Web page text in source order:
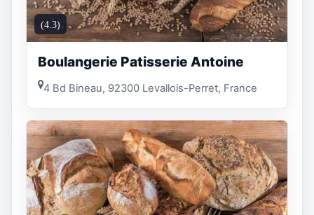
(4.3)
Boulangerie Patisserie Antoine
4 Bd Bineau, 92300 Levallois-Perret, France